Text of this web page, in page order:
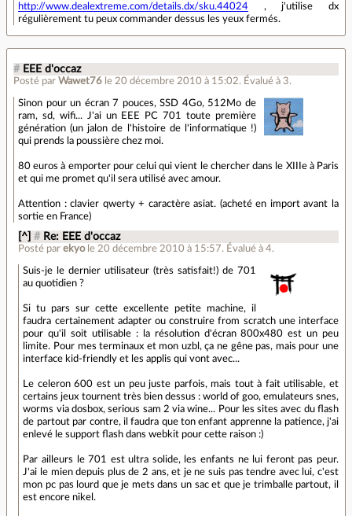
http://www.dealextreme.com/details.dx/sku.44024 , j'utilise dx
régulièrement tu peux commander dessus les yeux fermés.
# EEE d'occaz
Posté par Wawet76 le 20 décembre 2010 à 15:02. Évalué à 3.
Sinon pour un écran 7 pouces, SSD 4Go, 512Mo de
ram, sd, wifi... J'ai un EEE PC 701 toute première
génération (un jalon de l'histoire de l'informatique !)
qui prends la poussière chez moi.
80 euros à emporter pour celui qui vient le chercher dans le XIIIe à Paris
et qui me promet qu'il sera utilisé avec amour.
Attention : clavier qwerty + caractère asiat. (acheté en import avant la
sortie en France)
[^] # Re: EEE d'occaz
Posté parekyo le 20 décembre 2010 à 15:57. Évalué à4.
Suis-je le dernier utilisateur (très satisfait!) de 701
au quotidien ?
Si tu pars sur cette excellente petite machine, il
faudra certainement adapter ou construire from scratch une interface
pour qu'il soit utilisable : la résolution d'écran 800x480 est un peu
limite. Pour mes terminaux et mon uzbl, ça ne gêne pas, mais pour une
interface kid-friendly et les applis qui vont avec...
Le celeron 600 est un peu juste parfois, mais tout à fait utilisable, et
certains jeux tournent très bien dessus : world of goo, emulateurs snes,
worms via dosbox, serious sam 2 via wine... Pour les sites avec du flash
de partout par contre, il faudra que ton enfant apprenne la patience, j'ai
enlevé le support flash dans webkit pour cette raison :)
Par ailleurs le 701 est ultra solide, les enfants ne lui feront pas peur.
J'ai le mien depuis plus de 2 ans, et je ne suis pas tendre avec lui, c'est
mon pc pas lourd que je mets dans un sac et que je trimballe partout, il
est encore nikel.